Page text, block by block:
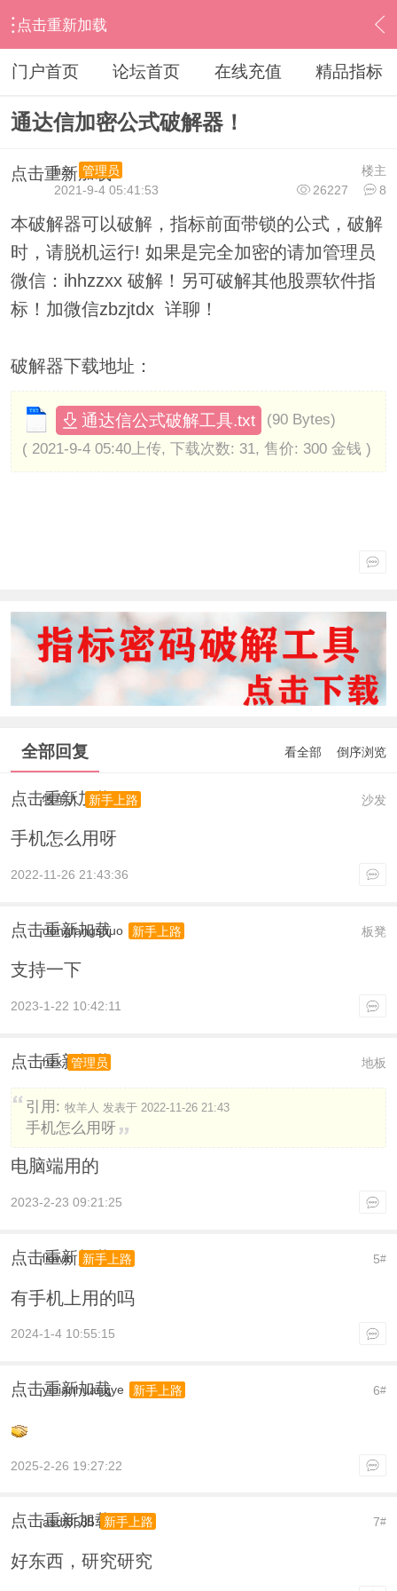
点击重新加载
› 通达信指标公式 › 指标加密破解 › 内容
门户首页 论坛首页 在线充值 精品指标
通达信加密公式破解器！
点击重新加载 楼主
hzx
管理员
26227
8
2021-9-4 05:41:53
本破解器可以破解，指标前面带锁的公式，破解
时，请脱机运行! 如果是完全加密的请加管理员
微信：ihhzzxx 破解！另可破解其他股票软件指
标！加微信zbzjtdx 详聊！
破解器下载地址：
通达信公式破解工具.txt
(90 Bytes)
( 2021-9-4 05:40上传, 下载次数: 31, 售价: 300 金钱 )
全部回复 看全部 倒序浏览
点击重新加载 沙发
牧羊人 新手上路
手机怎么用呀
2022-11-26 21:43:36
点击重新加载 板凳
dongfangshuo 新手上路
支持一下
2023-1-22 10:42:11
点击重新加载 地板
hzx 管理员
引用: 牧羊人 发表于 2022-11-26 21:43
手机怎么用呀
电脑端用的
2023-2-23 09:21:25
点击重新加载 5#
liowin 新手上路
有手机上用的吗
2024-1-4 10:55:15
点击重新加载 6#
yipianhuangye 新手上路
2025-2-26 19:27:22
点击重新加载 7#
asdf8585 新手上路
好东西，研究研究